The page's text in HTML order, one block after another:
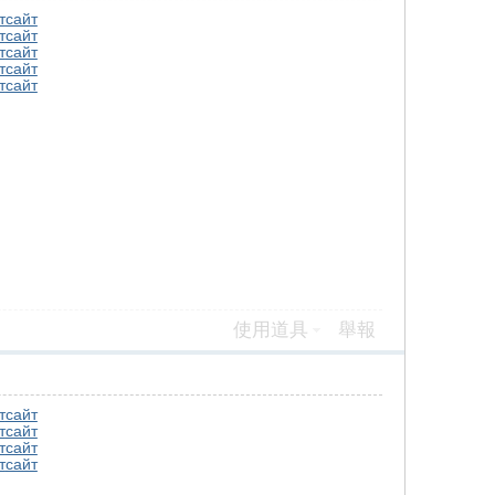
сайт
сайт
сайт
сайт
сайт
使用道具 舉報
сайт
сайт
сайт
сайт